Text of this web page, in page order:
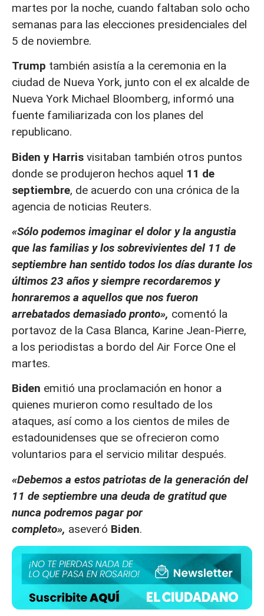
martes por la noche, cuando faltaban solo ocho
semanas para las elecciones presidenciales del
5 de noviembre.
Trump también asistía a la ceremonia en la
ciudad de Nueva York, junto con el ex alcalde de
Nueva York Michael Bloomberg, informó una
fuente familiarizada con los planes del
republicano.
Biden y Harris visitaban también otros puntos
donde se produjeron hechos aquel 11 de
septiembre, de acuerdo con una crónica de la
agencia de noticias Reuters.
«Sólo podemos imaginar el dolor y la angustia
que las familias y los sobrevivientes del 11 de
septiembre han sentido todos los días durante los
últimos 23 años y siempre recordaremos y
honraremos a aquellos que nos fueron
arrebatados demasiado pronto», comentó la
portavoz de la Casa Blanca, Karine Jean-Pierre,
a los periodistas a bordo del Air Force One el
martes.
Biden emitió una proclamación en honor a
quienes murieron como resultado de los
ataques, así como a los cientos de miles de
estadounidenses que se ofrecieron como
voluntarios para el servicio militar después.
«Debemos a estos patriotas de la generación del
11 de septiembre una deuda de gratitud que
nunca podremos pagar por
completo», aseveró Biden.